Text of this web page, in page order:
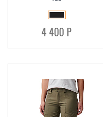
4 400 Р